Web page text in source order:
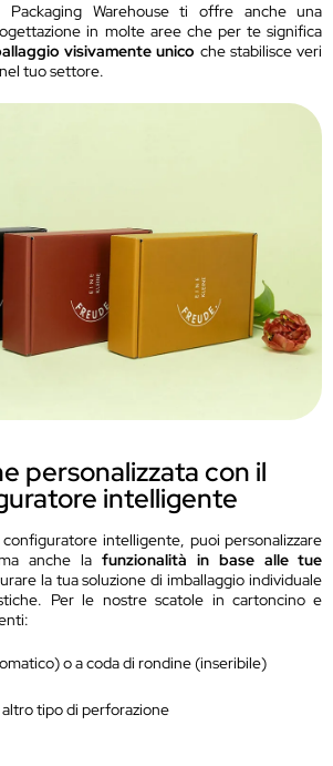
Packaging Warehouse ti offre anche una
in molte aree che per te significa
visivamente unico che stabilisce veri
tuo settore.
personalizzata con il
intelligente
intelligente, puoi personalizzare
anche la funzionalità in base alle tue
la tua soluzione di imballaggio individuale
Per le nostre scatole in cartoncino e
o a coda di rondine (inseribile)
tipo di perforazione